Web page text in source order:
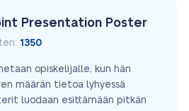
Presentation Poster
1350
opiskelijalle, kun hän
määrän tietoa lyhyessä
luodaan esittämään pitkän